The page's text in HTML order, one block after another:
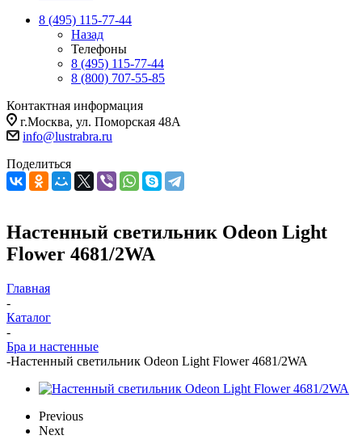
8 (495) 115-77-44
Назад
Телефоны
8 (495) 115-77-44
8 (800) 707-55-85
Контактная информация
г.Москва, ул. Поморская 48А
info@lustrabra.ru
Поделиться
Настенный светильник Odeon Light
Flower 4681/2WA
Главная
-
Каталог
-
Бра и настенные
-Настенный светильник Odeon Light Flower 4681/2WA
Previous
Next